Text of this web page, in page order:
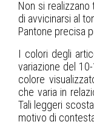
Non si
di avvicinarsi al
Pantone precisa
I colori degli
variazione del
colore
che varia in
Tali leggeri
motivo di